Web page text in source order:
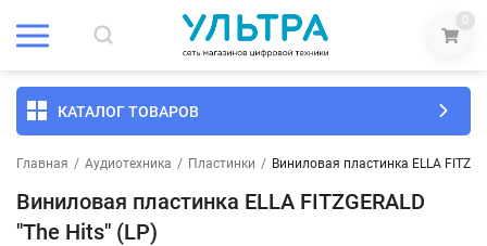
0
КАТАЛОГ ТОВАРОВ
Главная / Аудиотехника / Пластинки / Виниловая пластинка ELLA
Виниловая пластинка ELLA FITZGERALD
"The Hits" (LP)